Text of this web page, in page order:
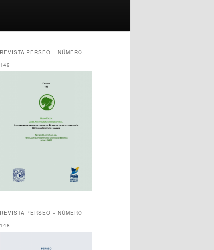
REVISTA PERSEO – NÚMERO
149
REVISTA PERSEO – NÚMERO
148